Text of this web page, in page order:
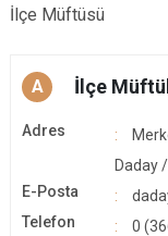
İlçe Müftüsü
A İlçe
Adres
Daday
E-Posta
Telefon
0